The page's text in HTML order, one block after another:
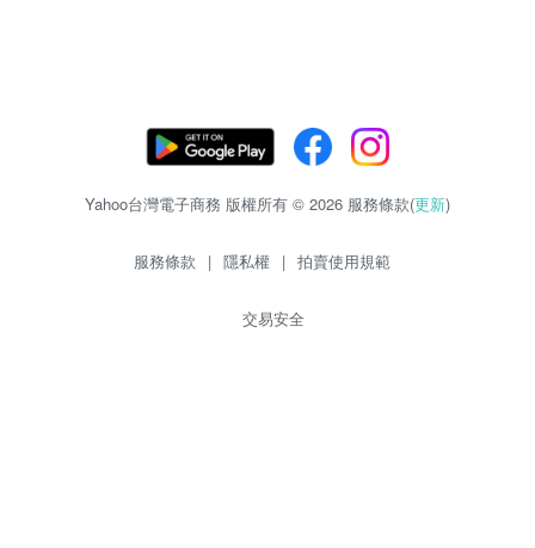
Yahoo台灣電子商務 版權所有 © 2026 服務條款(更新)
服務條款 | 隱私權 | 拍賣使用規範
交易安全